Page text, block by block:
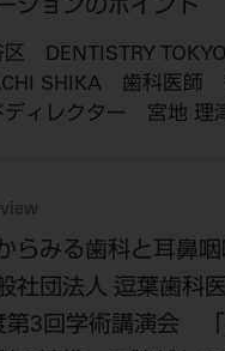
ションのポイント
区 DENTISTRY
SHIKA 歯科医師
ディレクター 宮地 理
らみる歯科と耳鼻
団法人 逗葉歯科
第3回学術講演会